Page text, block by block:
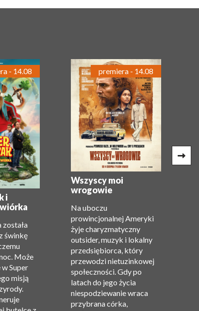
i
została
świnkę
Może
Super
misją
- 14.08
Wszyscy moi
wrogowie
Na uboczu
prowincjonalnej Ameryki
żyje charyzmatyczny
outsider, muzyk i lokalny
przedsiębiorca, który
przewodzi nietuzinkowej
społeczności. Gdy po
latach do jego życia
niespodziewanie wraca
przybrana córka,
premiera - 14.08